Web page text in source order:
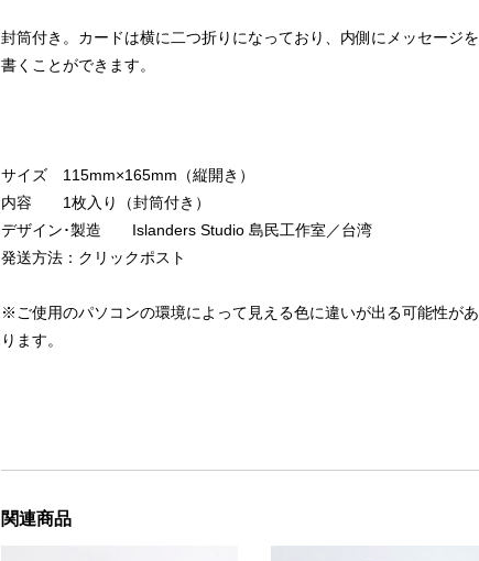
封筒付き。カードは横に二つ折りになっており、内側にメッセージを
書くことができます。
サイズ 115mm×165mm（縦開き）
内容 1枚入り（封筒付き）
デザイン･製造 Islanders Studio 島民工作室／台湾
発送方法：クリックポスト
※ご使用のパソコンの環境によって見える色に違いが出る可能性があ
ります。
関連商品